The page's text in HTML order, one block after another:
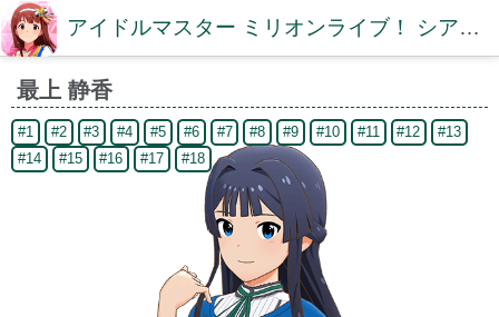
アイドルマスター ミリオンライブ！ シアターデイズDB【ミリシタDB】
最上 静香
#1 #2 #3 #4 #5 #6 #7 #8 #9 #10 #11 #12
#13
#14
#15 #16 #17 #18